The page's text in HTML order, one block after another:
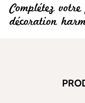
Complétez
décoration